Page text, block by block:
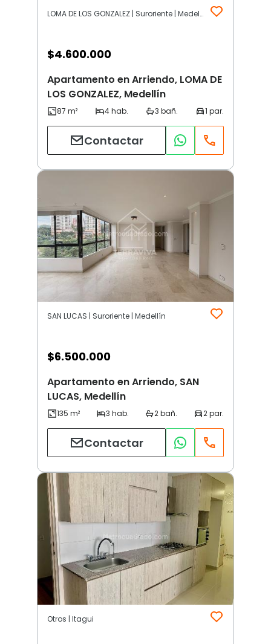
LOMA DE LOS GONZALEZ | Suroriente | Medellín
$4.600.000
Apartamento en Arriendo, LOMA DE
LOS GONZALEZ, Medellín
Contactar
SAN LUCAS | Suroriente | Medellín
$6.500.000
Apartamento en Arriendo, SAN
LUCAS, Medellín
Contactar
Otros | Itagui